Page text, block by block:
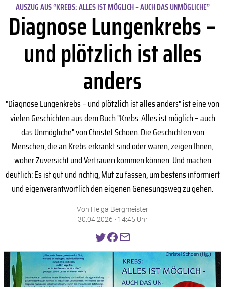
AUSZUG AUS “KREBS: ALLES IST MÖGLICH – AUCH DAS UNMÖGLICHE”
Diagnose Lungenkrebs –
und plötzlich ist alles
anders
"Diagnose Lungenkrebs – und plötzlich ist alles anders" ist eine von
vielen Geschichten aus dem Buch "Krebs: Alles ist möglich – auch
das Unmögliche" von Christel Schoen. Die Geschichten von
Menschen, die an Krebs erkrankt sind oder waren, zeigen Ihnen,
woher Zuversicht und Vertrauen kommen können. Und machen
deutlich: Es ist gut und richtig, Mut zu fassen, um bestens informiert
und eigenverantwortlich den eigenen Genesungsweg zu gehen.
Von Helga Bergmeister
30.04.2026 · 14:45 Uhr